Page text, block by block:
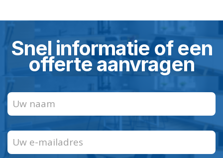
Snel informatie of een
offerte aanvragen